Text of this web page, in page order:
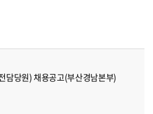
담당원) 채용공고(부산경남본부)